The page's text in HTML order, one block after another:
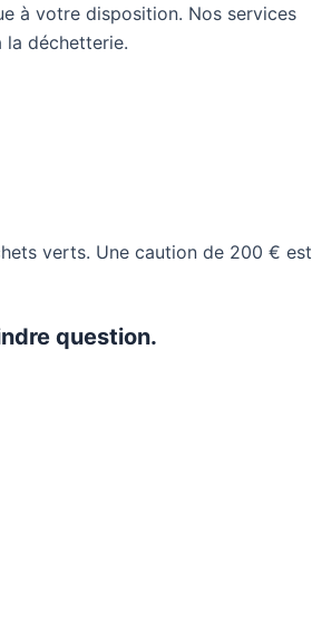
à votre disposition. Nos services
la déchetterie.
verts. Une caution de 200 € est
question.